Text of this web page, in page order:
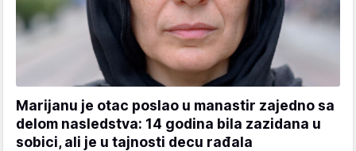
Marijanu je otac poslao u manastir zajedno sa
delom nasledstva: 14 godina bila zazidana u
sobici, ali je u tajnosti decu rađala